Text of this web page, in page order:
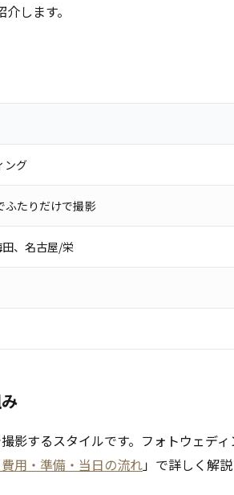
します。
ング
ふたりだけで撮影
、名古屋/栄
影するスタイルです。フォトウェデ
用・準備・当日の流れ」で詳しく解説